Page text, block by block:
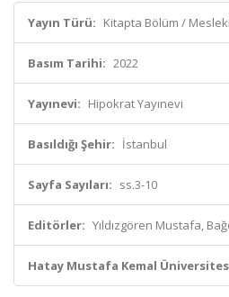
Yayın Türü: Kitapta Bölüm /
Basım Tarihi: 2022
Yayınevi: Hipokrat Yayınevi
Basıldığı Şehir: İstanbul
Sayfa Sayıları: ss.3-10
Editörler: Yıldızgören Mustafa,
Hatay Mustafa Kemal